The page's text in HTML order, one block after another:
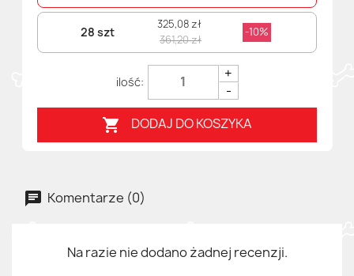
28 szt
325,08 zł
361,20 zł
-10%
+
-
 DODAJ DO KOSZYKA
Komentarze (0)
Na razie nie dodano żadnej recenzji.